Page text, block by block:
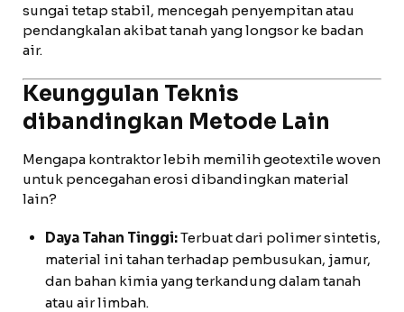
sungai tetap stabil, mencegah penyempitan atau
pendangkalan akibat tanah yang longsor ke badan
air.
Keunggulan Teknis
dibandingkan Metode Lain
Mengapa kontraktor lebih memilih geotextile woven
untuk pencegahan erosi dibandingkan material
lain?
Daya Tahan Tinggi:Terbuat dari polimer sintetis,
material ini tahan terhadap pembusukan, jamur,
dan bahan kimia yang terkandung dalam tanah
atau air limbah.